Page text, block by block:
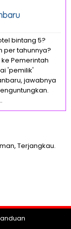
bintang 5?
per tahunnya?
Pemerintah
'pemilik'
jawabnya
Terjangkau.